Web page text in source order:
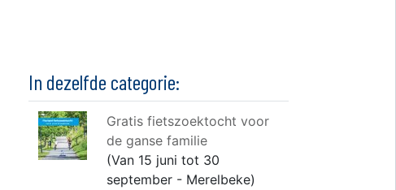
In dezelfde categorie:
Gratis fietszoektocht voor
de ganse familie
(Van 15 juni tot 30
september - Merelbeke)